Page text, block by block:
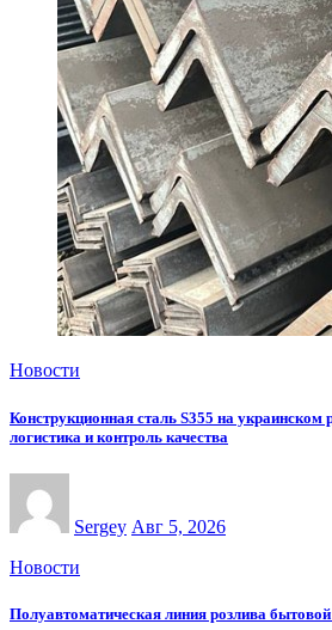
Новости
Конструкционная сталь S355 на украинском
логистика и контроль качества
Sergey Авг 5, 2026
Новости
Полуавтоматическая линия розлива